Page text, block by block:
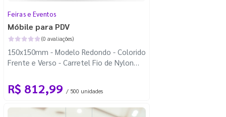
Feiras e Eventos
Móbile para PDV
(0 avaliações)
150x150mm - Modelo Redondo - Colorido
Frente e Verso - Carretel Fio de Nylon
R$ 812,99 / 500 unidades